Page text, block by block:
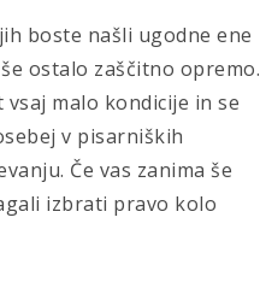
boste našli ugodne ene
ostalo zaščitno opremo.
malo kondicije in se
v pisarniških
Če vas zanima še
izbrati pravo kolo